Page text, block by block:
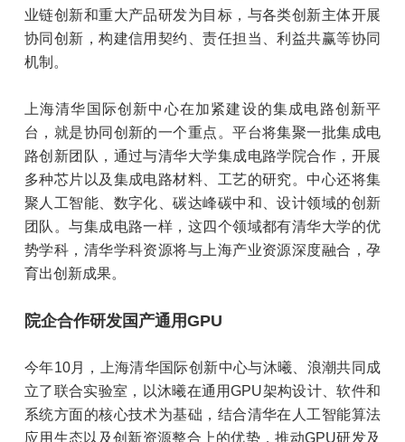
业链创新和重大产品研发为目标，与各类创新主体开展
协同创新，构建信用契约、责任担当、利益共赢等协同
机制。
上海清华国际创新中心在加紧建设的集成电路创新平
台，就是协同创新的一个重点。平台将集聚一批集成电
路创新团队，通过与清华大学集成电路学院合作，开展
多种芯片以及集成电路材料、工艺的研究。中心还将集
聚人工智能、数字化、碳达峰碳中和、设计领域的创新
团队。与集成电路一样，这四个领域都有清华大学的优
势学科，清华学科资源将与上海产业资源深度融合，孕
育出创新成果。
院企合作研发国产通用GPU
今年10月，上海清华国际创新中心与沐曦、浪潮共同成
立了联合实验室，以沐曦在通用GPU架构设计、软件和
系统方面的核心技术为基础，结合清华在人工智能算法
应用生态以及创新资源整合上的优势，推动GPU研发及